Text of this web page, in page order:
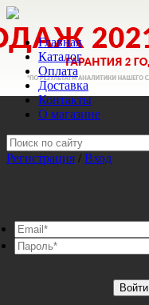
Главная
Каталог
Оплата
Доставка
Контакты
О магазине
Регистрация / Вход
Войти